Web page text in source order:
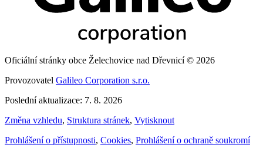
Oficiální stránky obce Želechovice nad Dřevnicí © 2026
Provozovatel Galileo Corporation s.r.o.
Poslední aktualizace: 7. 8. 2026
Změna vzhledu, Struktura stránek, Vytisknout
Prohlášení o přístupnosti, Cookies, Prohlášení o ochraně soukromí